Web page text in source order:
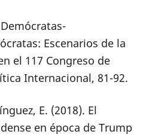
Escenarios de la
el 117 Congreso de
Internacional, 81-92.
E. (2018). El
en época de Trump